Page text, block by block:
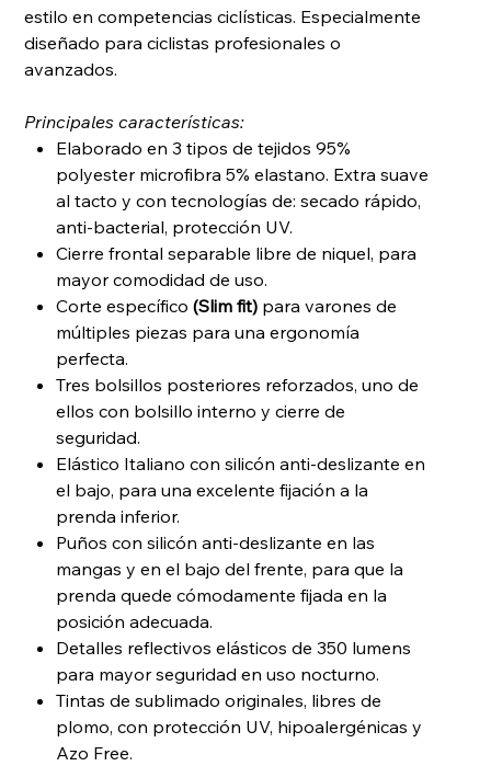
estilo en competencias ciclísticas. Especialmente
diseñado para ciclistas profesionales o
avanzados.
Principales características:
Elaborado en 3 tipos de tejidos 95%
polyester microfibra 5% elastano. Extra suave
al tacto y con tecnologías de: secado rápido,
anti-bacterial, protección UV.
Cierre frontal separable libre de niquel, para
mayor comodidad de uso.
Corte específico (Slim fit) para varones de
múltiples piezas para una ergonomía
perfecta.
Tres bolsillos posteriores reforzados, uno de
ellos con bolsillo interno y cierre de
seguridad.
Elástico Italiano con silicón anti-deslizante en
el bajo, para una excelente fijación a la
prenda inferior.
Puños con silicón anti-deslizante en las
mangas y en el bajo del frente, para que la
prenda quede cómodamente fijada en la
posición adecuada.
Detalles reflectivos elásticos de 350 lumens
para mayor seguridad en uso nocturno.
Tintas de sublimado originales, libres de
plomo, con protección UV, hipoalergénicas y
Azo Free.